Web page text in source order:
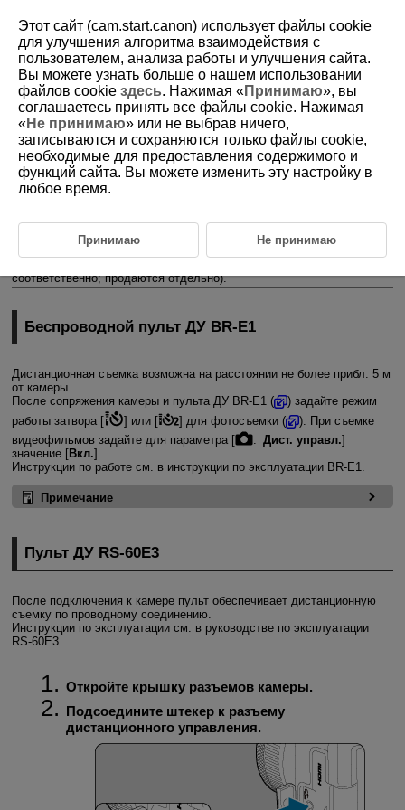
D185-132
Съемка с дистанционным
управлением
Беспроводной пульт ДУBR-E1
Дистанционная съемка поддерживается с помощью беспроводного
BR-E1 или дистанционного переключателя
соответственно; продаются отдельно).
Беспроводной пульт ДУ BR-E1
Дистанционная съемка возможна на расстоянии не более прибл. 5 м
от камеры.
После сопряжения камеры и пульта ДУ BR-E1(
) задайте режим
работы затвора [
] или [ ] для фотосъемки (
). При съемке
видеофильмов задайте для параметра [
: Дист. управл.]
значение [Вкл.].
Инструкции по работе см. в инструкции по эксплуатации BR-E1
Примечание
Пульт ДУ RS-60E3
После подключения к камере пульт обеспечивает дистанционную
съемку по проводному соединению.
Инструкции по эксплуатации см. в руководстве по эксплуатации
RS-60E3.
Откройте крышку разъемов камеры.
Подсоедините штекер к разъему
дистанционного управления.
Этот сайт (cam.start.canon) использует файлы cookie
для улучшения алгоритма взаимодействия с
пользователем, анализа работы и улучшения сайта.
Вы можете узнать больше о нашем использовании
файлов cookie здесь. Нажимая «Принимаю», вы
соглашаетесь принять все файлы cookie. Нажимая
«Не принимаю» или не выбрав ничего,
записываются и сохраняются только файлы cookie,
необходимые для предоставления содержимого и
функций сайта. Вы можете изменить эту настройку в
любое время.
Принимаю Не принимаю